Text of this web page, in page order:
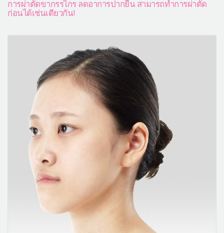
การผ่าตัดขากรรไกร ลดอาการปากยื่น สามารถทำการผ่าตัด
ก่อนได้เช่นเดียวกัน!